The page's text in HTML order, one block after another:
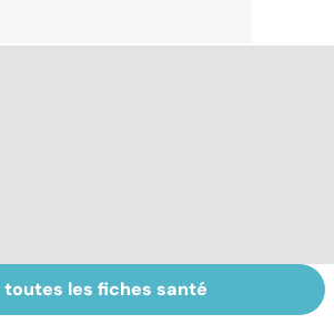
:
Tout savoir sur
les infections
toutes les fiches santé